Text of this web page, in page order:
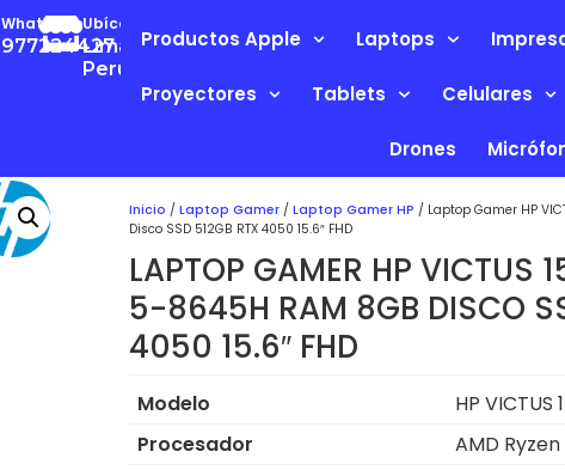
Whatsapp
977224427
Ubícanos
Lima-
Perú
Productos Apple Laptops
Proyectores Tablets Celulares
Drones
Inicio / Laptop Gamer / Laptop Gamer HP / Laptop Gamer HP
Disco SSD 512GB RTX 4050 15.6″ FHD
LAPTOP GAMER HP VICTUS
5-8645H RAM 8GB DISCO
4050 15.6″ FHD
Modelo
HP VICTUS
Procesador
AMD